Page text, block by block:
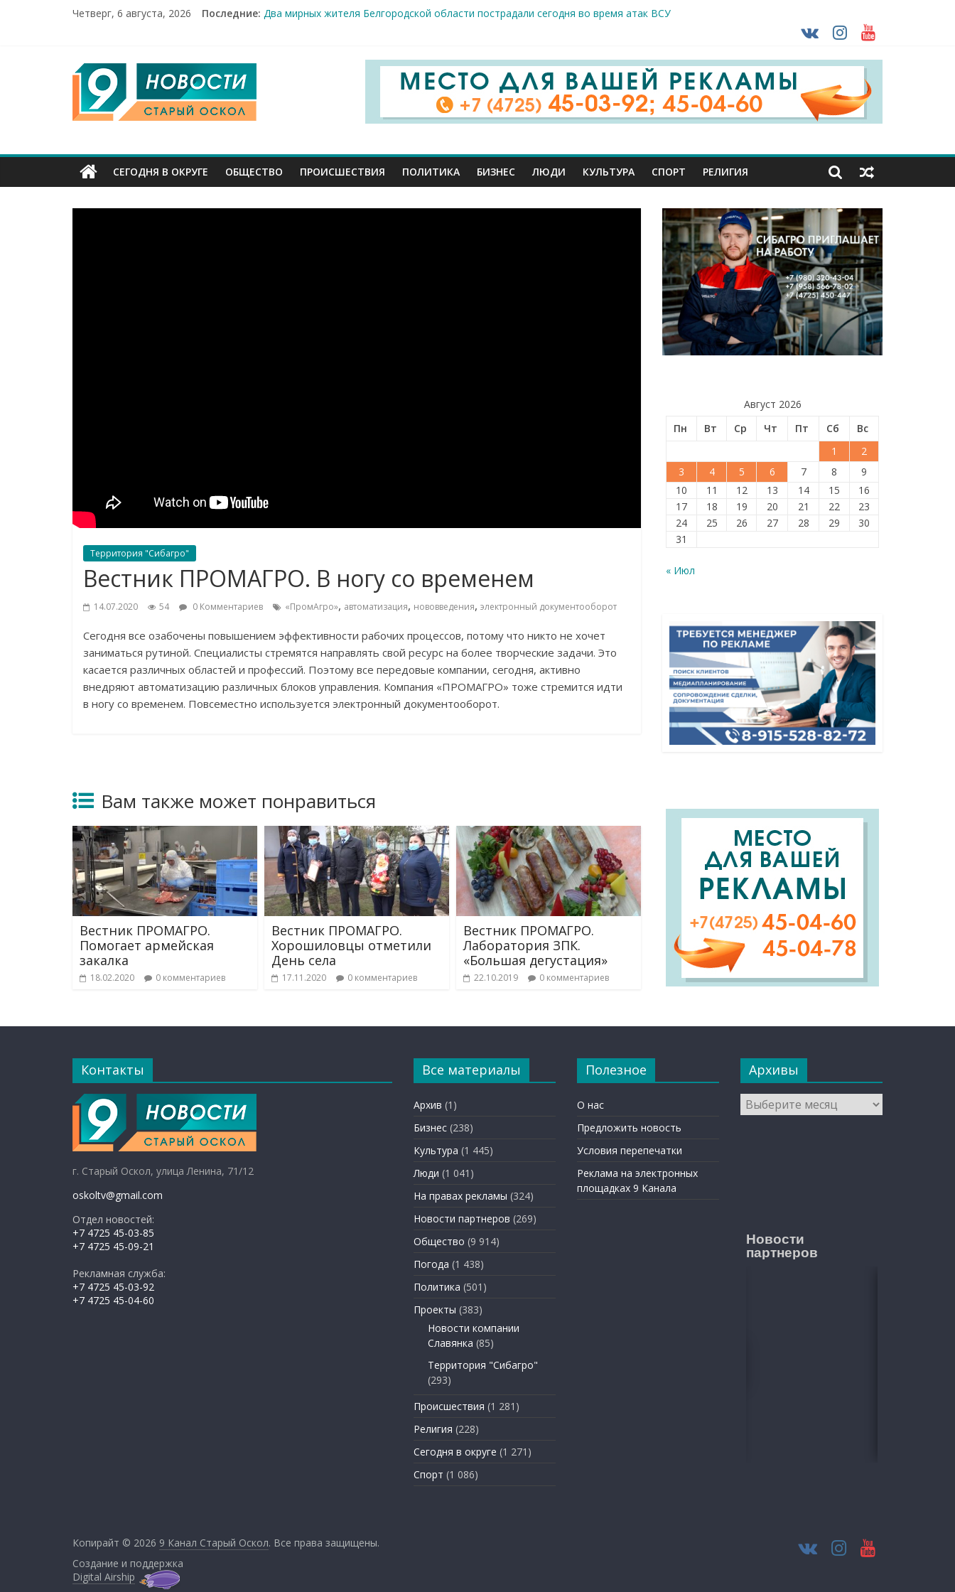
Четверг, 6 августа, 2026 Последние: Два мирных жителя Белгородской области пострадали сегодня во время атак ВСУ
100%-я раскрываемость особо тяжких преступлений: в Старооскольском отделе СК подвели итоги первого полугодия
Рейд по местам несанкционированной торговли: что и где можно продавать без штрафа?
«Купеческие салоны»: старооскольский краеведческий музей приглашает окунуться в прошлое
9
Канал
Старый
Оскол
СЕГОДНЯ В ОКРУГЕ ОБЩЕСТВО ПРОИСШЕСТВИЯ ПОЛИТИКА БИЗНЕС ЛЮДИ КУЛЬТУРА СПОРТ РЕЛИГИЯ
Территория "Сибагро"
Вестник ПРОМАГРО. В ногу со временем
14.07.2020 54 0 Комментариев «ПромАгро», автоматизация, нововведения, электронный документооборот
Сегодня все озабочены повышением эффективности рабочих процессов, потому что никто не хочет
заниматься рутиной. Специалисты стремятся направлять свой ресурс на более творческие задачи. Это
касается различных областей и профессий. Поэтому все передовые компании, сегодня, активно
внедряют автоматизацию различных блоков управления. Компания «ПРОМАГРО» тоже стремится идти
в ногу со временем. Повсеместно используется электронный документооборот.
Вам также может понравиться
Вестник ПРОМАГРО.
Помогает армейская
закалка
18.02.2020 0 комментариев
Вестник ПРОМАГРО.
Хорошиловцы отметили
День села
17.11.2020 0 комментариев
Вестник ПРОМАГРО.
Лаборатория ЗПК.
«Большая дегустация»
22.10.2019 0 комментариев
Август 2026
Пн
Вт Ср Чт Пт Сб
Вс
1
2
3
4 5 6 7 8
9
10
11 12 13 14 15
16
17
18 19 20 21 22
23
24
25 26 27 28 29
30
31
« Июл
Контакты
г. Старый Оскол, улица Ленина, 71/12
oskoltv@gmail.com
Отдел новостей:
+7 4725 45-03-85
+7 4725 45-09-21
Рекламная служба:
+7 4725 45-03-92
+7 4725 45-04-60
Все материалы
Архив (1)
Бизнес (238)
Культура (1 445)
Люди (1 041)
На правах рекламы (324)
Новости партнеров (269)
Общество (9 914)
Погода (1 438)
Политика (501)
Проекты (383)
Новости компании
Славянка (85)
Территория "Сибагро"
(293)
Происшествия (1 281)
Религия (228)
Сегодня в округе (1 271)
Спорт (1 086)
Полезное
О нас
Предложить новость
Условия перепечатки
Реклама на электронных
площадках 9 Канала
Архивы
Архивы
Новости
партнеров
Копирайт © 2026 9 Канал Старый Оскол. Все права защищены.
Создание и поддержка
Digital Airship